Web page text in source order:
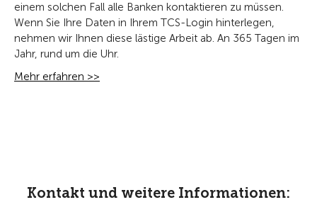
einem solchen Fall alle Banken kontaktieren zu müssen.
Wenn Sie Ihre Daten in Ihrem TCS-Login hinterlegen,
nehmen wir Ihnen diese lästige Arbeit ab. An 365 Tagen im
Jahr, rund um die Uhr.
Mehr erfahren >>
Kontakt und weitere Informationen: